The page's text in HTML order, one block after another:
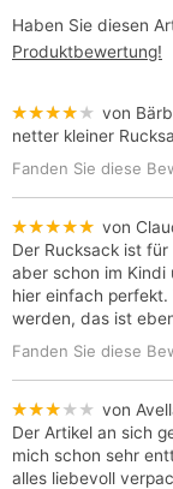
Haben Sie diesen
Produktbewertung!
★★★★★ von
netter kleiner
Fanden Sie diese
★★★★★ von
Der Rucksack ist
aber schon im
hier einfach
werden, das ist
Fanden Sie diese
★★★★★ von
Der Artikel an sich
mich schon sehr
alles liebevoll